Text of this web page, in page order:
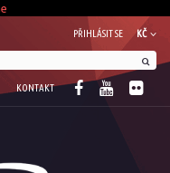
KČ
PŘIHLÁSIT SE
KONTAKT